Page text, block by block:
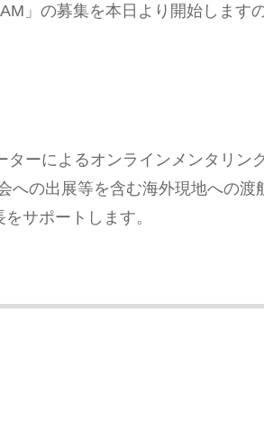
」の募集を本日より開始します
ーによるオンラインメンタリン
への出展等を含む海外現地への渡
サポートします。